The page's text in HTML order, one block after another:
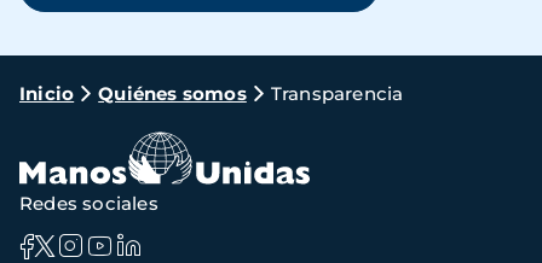
Ruta
navegación
Inicio Quiénes somos Transparencia
Redes sociales